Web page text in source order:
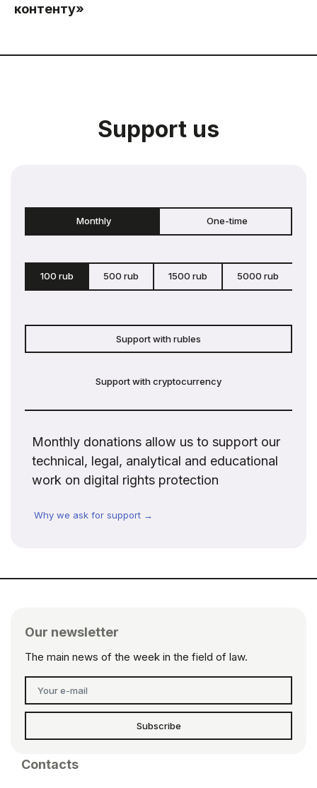
контенту»
Support us
Monthly One-time
100 rub 500 rub 1500 rub 5000 rub
Support with rubles
Support with cryptocurrency
Monthly donations allow us to support our
technical, legal, analytical and educational
work on digital rights protection
Why we ask for support →
Our newsletter
The main news of the week in the field of law.
Subscribe
Contacts